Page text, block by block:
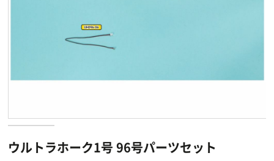
ウルトラホーク1号 96号パーツセット